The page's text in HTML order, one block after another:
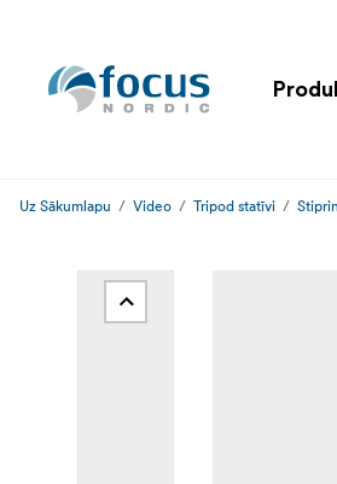
Uz Sākumlapu Video Tripod statīvi